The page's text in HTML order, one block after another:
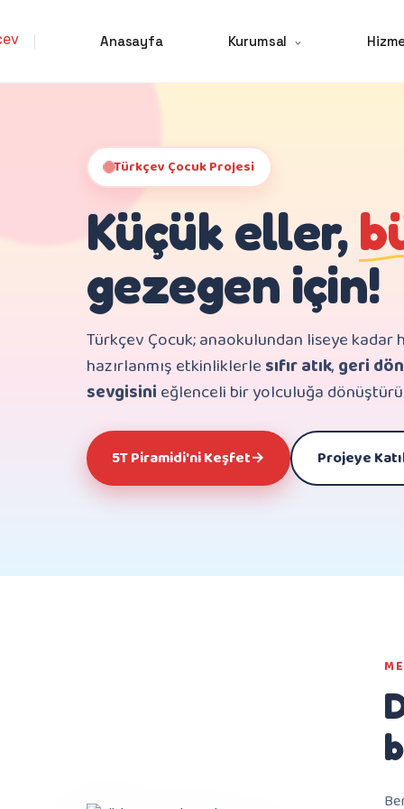
Anasayfa Kurumsal
Türkçev Çocuk Projesi
Küçük eller,
gezegen için!
Türkçev Çocuk; anaokulundan liseye kadar
hazırlanmış etkinliklerlesıfır atık,geri
sevgisinieğlenceli bir yolculuğa
5T Piramidi'ni Keşfet→ Projeye